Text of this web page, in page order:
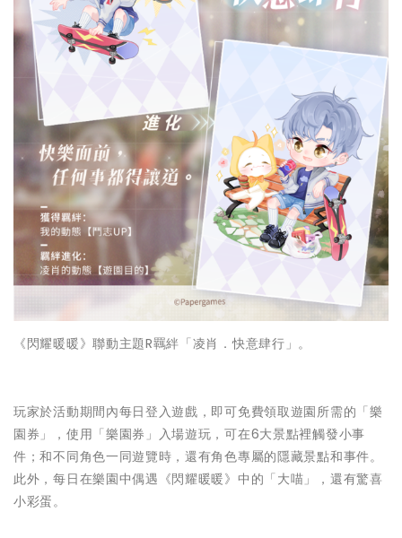
《閃耀暖暖》聯動主題R羈絆「凌肖．快意肆行」。
玩家於活動期間內每日登入遊戲，即可免費領取遊園所需的「樂
園券」，使用「樂園券」入場遊玩，可在6大景點裡觸發小事
件；和不同角色一同遊覽時，還有角色專屬的隱藏景點和事件。
此外，每日在樂園中偶遇《閃耀暖暖》中的「大喵」，還有驚喜
小彩蛋。